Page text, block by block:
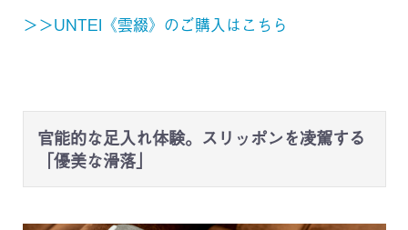
＞＞UNTEI《雲綴》のご購入はこちら
官能的な足入れ体験。スリッポンを凌駕する
「優美な滑落」